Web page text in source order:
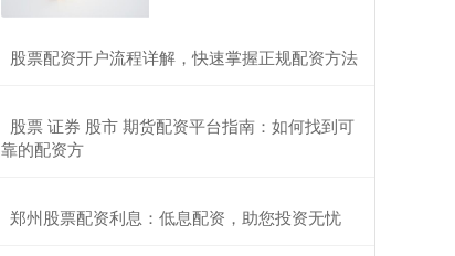
​股票配资开户流程详解，快速掌握正规配资方法
​股票 证券 股市 期货配资平台指南：如何找到可
靠的配资方
​郑州股票配资利息：低息配资，助您投资无忧